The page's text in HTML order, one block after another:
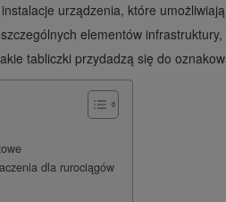
urządzenia, które
elementów
tabliczki przydadzą się do
dla rurociągów